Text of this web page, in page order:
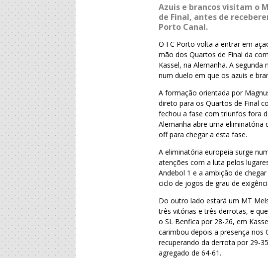
Azuis e brancos visitam o
de Final, antes de
Porto Canal.
O FC Porto volta a entrar em
mão dos Quartos de Final da
Kassel, na Alemanha. A
num duelo em que os azuis e
A formação orientada por
direto para os Quartos de Final
fechou a fase com triunfos fora
Alemanha abre uma eliminatória
off para chegar a esta fase.
A eliminatória europeia surge
atenções com a luta pelos
Andebol 1 e a ambição de
ciclo de jogos de grau de
Do outro lado estará um MT
três vitórias e três derrotas, e
o SL Benfica por 28-26, em
carimbou depois a presença nos
recuperando da derrota por 29-
agregado de 64-61.